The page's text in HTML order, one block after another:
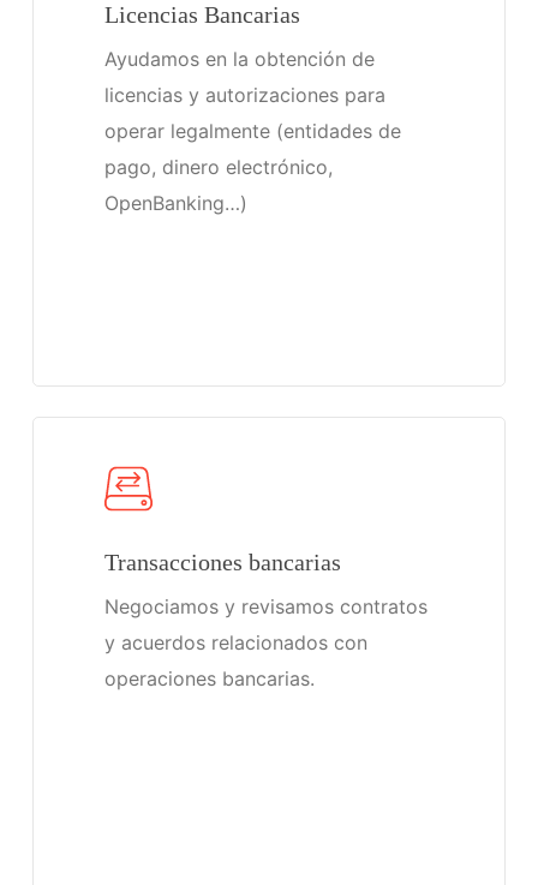
Licencias Bancarias
Ayudamos en la obtención de
licencias y autorizaciones para
operar legalmente (entidades de
pago, dinero electrónico,
OpenBanking…)
Transacciones bancarias
Negociamos y revisamos contratos
y acuerdos relacionados con
operaciones bancarias.